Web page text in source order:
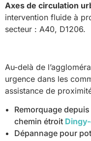
Axes de circulation
intervention fluide à
secteur : A40, D1206.
Au-delà de
urgence dans les
assistance de
Remorquage
chemin étroit
Dépannage pour